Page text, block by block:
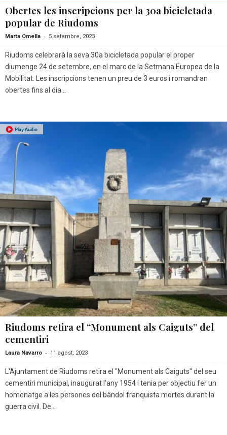
Obertes les inscripcions per la 30a bicicletada
popular de Riudoms
Marta Omella - 5 setembre, 2023
Riudoms celebrarà la seva 30a bicicletada popular el proper
diumenge 24 de setembre, en el marc de la Setmana Europea de la
Mobilitat. Les inscripcions tenen un preu de 3 euros i romandran
obertes fins al dia...
Riudoms retira el “Monument als Caiguts” del
cementiri
Laura Navarro - 11 agost, 2023
L'Ajuntament de Riudoms retira el "Monument als Caiguts" del seu
cementiri municipal, inaugurat l'any 1954 i tenia per objectiu fer un
homenatge a les persones del bàndol franquista mortes durant la
guerra civil. De...